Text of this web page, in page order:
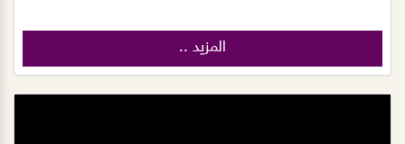
المزيد ..